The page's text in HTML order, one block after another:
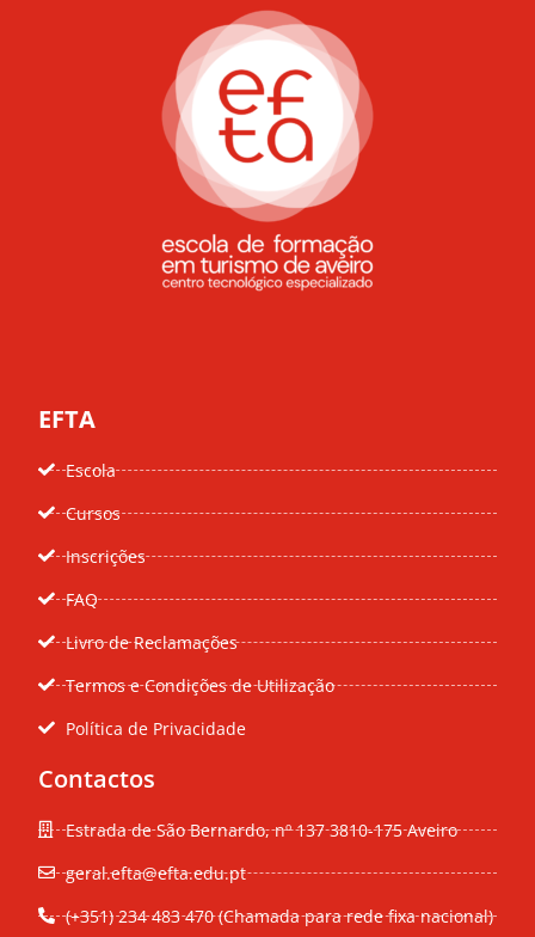
EFTA
Escola
Cursos
Inscrições
FAQ
Livro de Reclamações
Termos e Condições de Utilização
Política de Privacidade
Contactos
Estrada de São Bernardo, nº 137 3810-175 Aveiro
geral.efta@efta.edu.pt
(+351) 234 483 470 (Chamada para rede fixa nacional)